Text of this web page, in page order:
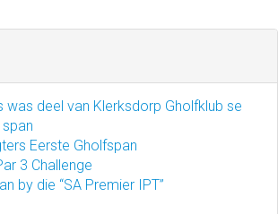
was deel van Klerksdorp Gholfklub se
span
Eerste Gholfspan
3 Challenge
by die “SA Premier IPT”